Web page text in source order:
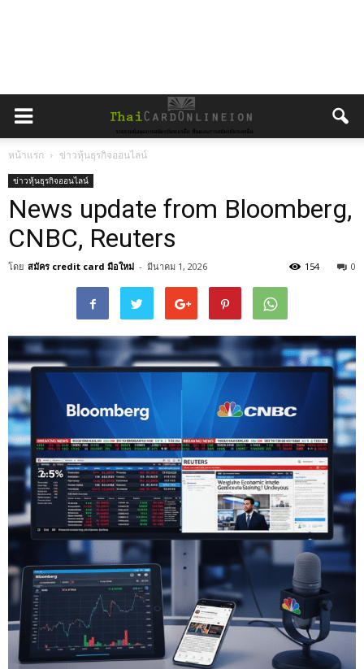
หน้าแรก ข่าวหุ้นธุรกิจออนไลน์
ข่าวหุ้นธุรกิจออนไลน์
News update from Bloomberg,
CNBC, Reuters
โดย สมัคร credit card มือใหม่ - มีนาคม 1, 2026 0
154